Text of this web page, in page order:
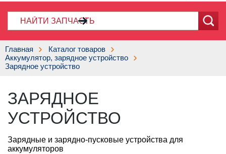
Главная
Каталог товаров
Аккумулятор, зарядное устройство
Зарядное устройство
ЗАРЯДНОЕ
УСТРОЙСТВО
Зарядные и зарядно-пусковые устройства для
аккумуляторов